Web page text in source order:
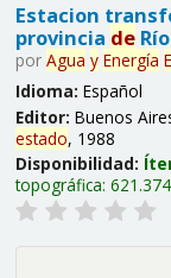
Estacion
provincia de
por Agua y Energía
Idioma: Español
Editor: Buenos
estado, 1988
Disponibilidad:
topográfica: